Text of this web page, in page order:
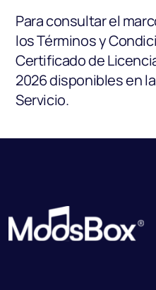
Para consultar el
los Términos y
Certificado de
2026 disponibles en
Servicio.